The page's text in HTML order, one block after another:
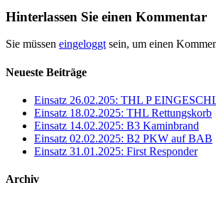
Hinterlassen Sie einen Kommentar
Sie müssen eingeloggt sein, um einen
Neueste Beiträge
Einsatz 26.02.205: THL P
Einsatz 18.02.2025: THL Rettungskorb
Einsatz 14.02.2025: B3 Kaminbrand
Einsatz 02.02.2025: B2 PKW auf BAB
Einsatz 31.01.2025: First Responder
Archiv